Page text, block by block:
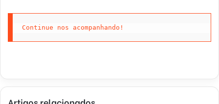
Continue nos acompanhando!